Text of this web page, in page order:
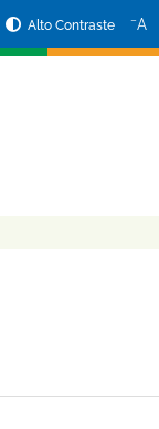
Alto Contraste −A